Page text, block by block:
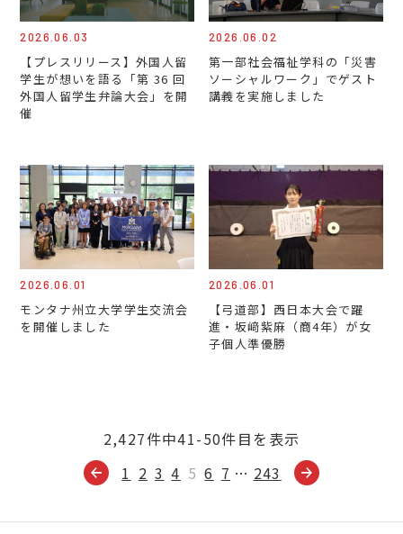
2026.06.03
【プレスリリース】外国人留
学生が想いを語る「第 36 回
外国人留学生弁論大会」を開
催
2026.06.02
第一部社会福祉学科の「災害
ソーシャルワーク」でゲスト
講義を実施しました
2026.06.01
モンタナ州立大学学生交流会
を開催しました
2026.06.01
【弓道部】西日本大会で躍
進・坂﨑紫麻（商4年）が女
子個人準優勝
2,427件中41-50件目を表示
1 2 3 4 5 6 7 … 243